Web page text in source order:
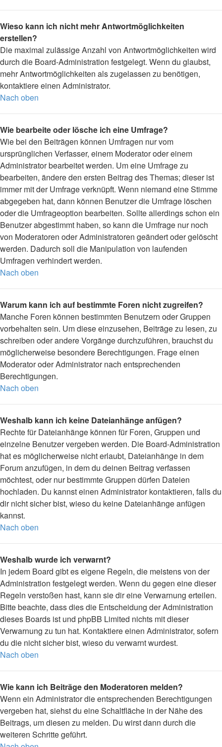
Wieso kann ich nicht mehr Antwortmöglichkeiten
erstellen?
Die maximal zulässige Anzahl von Antwortmöglichkeiten wird
durch die Board-Administration festgelegt. Wenn du glaubst,
mehr Antwortmöglichkeiten als zugelassen zu benötigen,
kontaktiere einen Administrator.
Nach oben
Wie bearbeite oder lösche ich eine Umfrage?
Wie bei den Beiträgen können Umfragen nur vom
ursprünglichen Verfasser, einem Moderator oder einem
Administrator bearbeitet werden. Um eine Umfrage zu
bearbeiten, ändere den ersten Beitrag des Themas; dieser ist
immer mit der Umfrage verknüpft. Wenn niemand eine Stimme
abgegeben hat, dann können Benutzer die Umfrage löschen
oder die Umfrageoption bearbeiten. Sollte allerdings schon ein
Benutzer abgestimmt haben, so kann die Umfrage nur noch
von Moderatoren oder Administratoren geändert oder gelöscht
werden. Dadurch soll die Manipulation von laufenden
Umfragen verhindert werden.
Nach oben
Warum kann ich auf bestimmte Foren nicht zugreifen?
Manche Foren können bestimmten Benutzern oder Gruppen
vorbehalten sein. Um diese einzusehen, Beiträge zu lesen, zu
schreiben oder andere Vorgänge durchzuführen, brauchst du
möglicherweise besondere Berechtigungen. Frage einen
Moderator oder Administrator nach entsprechenden
Berechtigungen.
Nach oben
Weshalb kann ich keine Dateianhänge anfügen?
Rechte für Dateianhänge können für Foren, Gruppen und
einzelne Benutzer vergeben werden. Die Board-Administration
hat es möglicherweise nicht erlaubt, Dateianhänge in dem
Forum anzufügen, in dem du deinen Beitrag verfassen
möchtest, oder nur bestimmte Gruppen dürfen Dateien
hochladen. Du kannst einen Administrator kontaktieren, falls du
dir nicht sicher bist, wieso du keine Dateianhänge anfügen
kannst.
Nach oben
Weshalb wurde ich verwarnt?
In jedem Board gibt es eigene Regeln, die meistens von der
Administration festgelegt werden. Wenn du gegen eine dieser
Regeln verstoßen hast, kann sie dir eine Verwarnung erteilen.
Bitte beachte, dass dies die Entscheidung der Administration
dieses Boards ist und phpBB Limited nichts mit dieser
Verwarnung zu tun hat. Kontaktiere einen Administrator, sofern
du die nicht sicher bist, wieso du verwarnt wurdest.
Nach oben
Wie kann ich Beiträge den Moderatoren melden?
Wenn ein Administrator die entsprechenden Berechtigungen
vergeben hat, siehst du eine Schaltfläche in der Nähe des
Beitrags, um diesen zu melden. Du wirst dann durch die
weiteren Schritte geführt.